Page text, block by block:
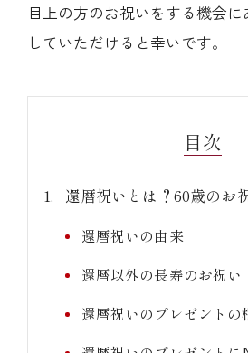
目上の方のお祝いをする機会
していただけると幸いです。
目次
還暦祝いとは？60歳のお
還暦祝いの由来
還暦以外の長寿のお祝い
還暦祝いのプレゼントの